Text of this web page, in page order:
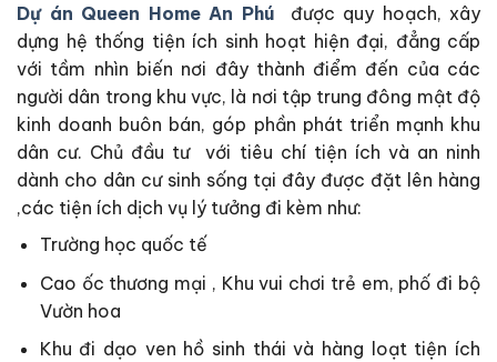
Dự án Queen Home An Phú
được quy hoạch, xây
dựng hệ thống tiện ích sinh hoạt hiện đại, đẳng cấp
với tầm nhìn biến nơi đây thành điểm đến của các
người dân trong khu vực, là nơi tập trung đông mật độ
kinh doanh buôn bán, góp phần phát triển mạnh khu
dân cư. Chủ đầu tư với tiêu chí tiện ích và an ninh
dành cho dân cư sinh sống tại đây được đặt lên hàng
,các tiện ích dịch vụ lý tưởng đi kèm như:
Trường học quốc tế
Cao ốc thương mại , Khu vui chơi trẻ em, phố đi bộ
Vườn hoa
Khu đi dạo ven hồ sinh thái và hàng loạt tiện ích